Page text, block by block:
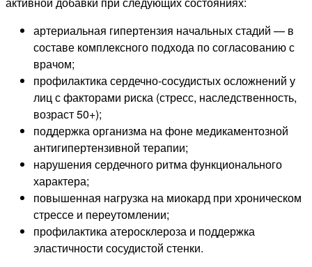
артериальная гипертензия начальных стадий — в
составе комплексного подхода по согласованию с
врачом;
профилактика сердечно-сосудистых осложнений у
лиц с факторами риска (стресс, наследственность,
возраст 50+);
поддержка организма на фоне медикаментозной
антигипертензивной терапии;
нарушения сердечного ритма функционального
характера;
повышенная нагрузка на миокард при хроническом
стрессе и переутомлении;
профилактика атеросклероза и поддержка
эластичности сосудистой стенки.